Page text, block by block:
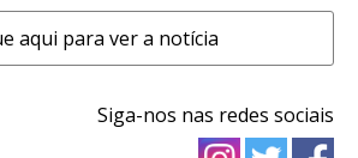
aqui para ver a notícia
Siga-nos nas redes sociais